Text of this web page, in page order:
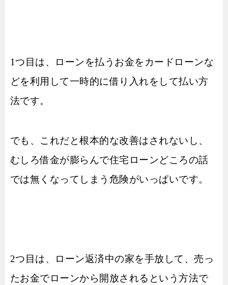
1つ目は、ローンを払うお金をカードローンな
どを利用して一時的に借り入れをして払い方
法です。
でも、これだと根本的な改善はされないし、
むしろ借金が膨らんで住宅ローンどころの話
では無くなってしまう危険がいっぱいです。
2つ目は、ローン返済中の家を手放して、売っ
たお金でローンから開放されるという方法で